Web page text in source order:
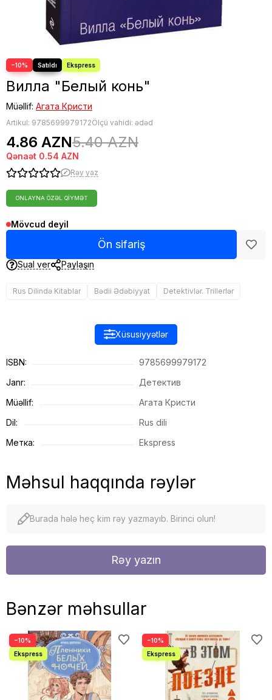
−10%
Вилла "Белый конь"
Müəllif: Агата Кристи
Artikul: 9785699979172Ölçü vahidi: ədəd
4.86 AZN5.40 AZN
Qənaət 0.54 AZN
Rəy yaz
ONLAYNA ÖZƏL QIYMƏT
Mövcud deyil
Ön sifariş
Sual ver Paylaşın
Rus Dilində Kitablar Bədii Ədəbiyyat Detektivlər. Trillerlər
Xüsusiyyətlər
ISBN:
9785699979172
Janr:
Детектив
Müəllif:
Агата Кристи
Dil:
Rus dili
Метка:
Ekspress
Məhsul haqqında rəylər
Burada hələ heç kim rəy yazmayıb. Birinci olun!
Rəy yazın
Bənzər məhsullar
−10% −10%